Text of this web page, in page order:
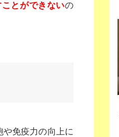
とができないの
免疫力の向上に